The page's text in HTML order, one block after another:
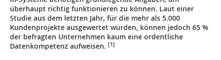
überhaupt richtig funktionieren zu können. Laut einer
Studie aus dem letzten Jahr, für die mehr als 5.000
Kundenprojekte ausgewertet wurden, können jedoch 65 %
der befragten Unternehmen kaum eine ordentliche
Datenkompetenz aufweisen. [1]